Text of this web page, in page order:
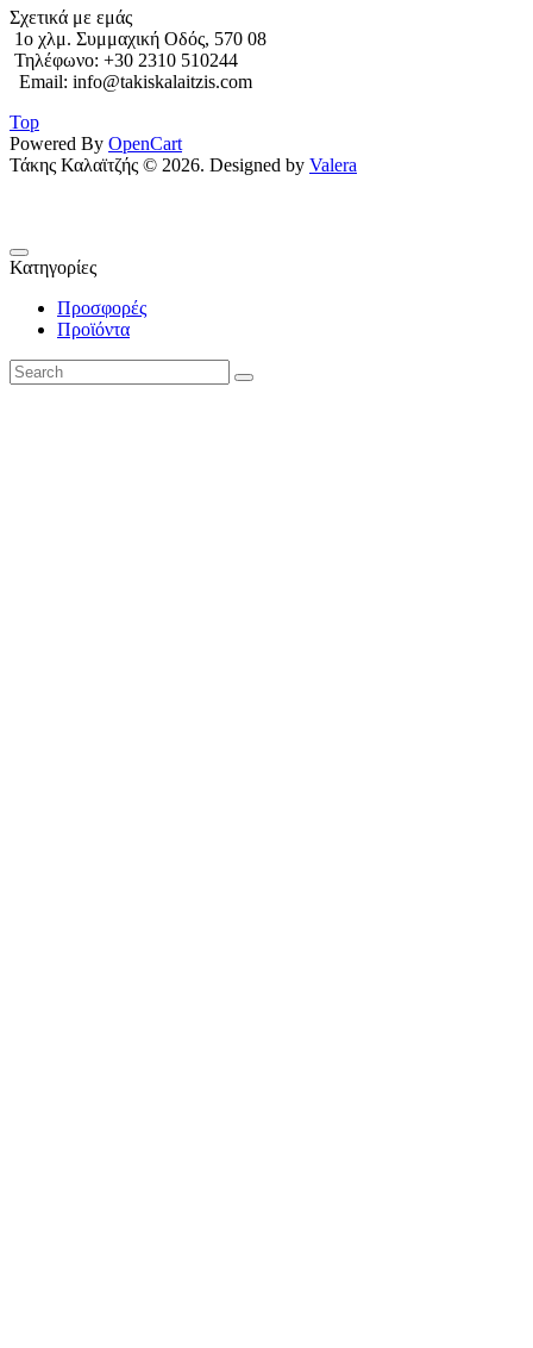
Σχετικά με εμάς
1o χλμ. Συμμαχική Οδός, 570 08
Τηλέφωνο: +30 2310 510244
Email: info@takiskalaitzis.com
Top
Powered By OpenCart
Τάκης Καλαϊτζής © 2026. Designed by Valera
Κατηγορίες
Προσφορές
Προϊόντα